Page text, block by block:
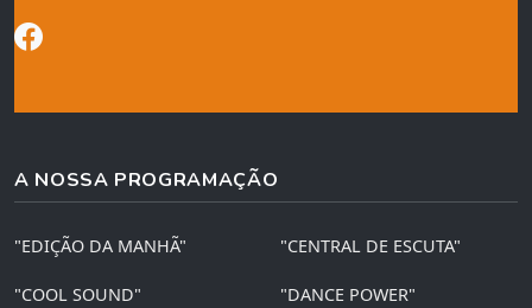
A NOSSA PROGRAMAÇÃO
"EDIÇÃO DA MANHÃ" "CENTRAL DE ESCUTA"
"COOL SOUND" "DANCE POWER"